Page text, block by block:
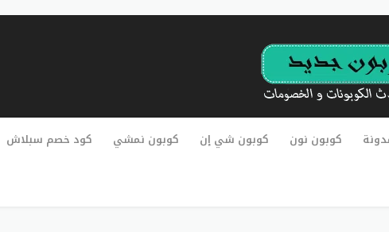
كوبون نون كوبون شي إن كوبون نمشي كود خصم سبلاش